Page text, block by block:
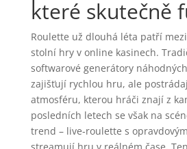
které skutečně
Roulette už dlouhá léta patří
stolní hry v online kasinech.
softwarové generátory
zajišťují rychlou hru, ale
atmosféru, kterou hráči znají z
posledních letech se však na
trend – live‑roulette s